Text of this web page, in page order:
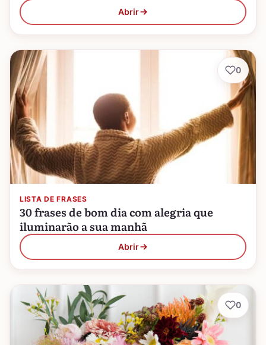
Abrir
LISTA DE FRASES
30 frases de bom dia com alegria que
iluminarão a sua manhã
Abrir
0
0